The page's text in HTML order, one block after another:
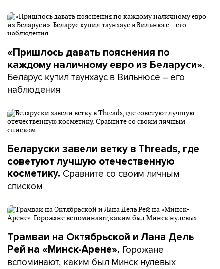
«Пришлось давать пояснения по
каждому наличному евро из Беларуси».
Беларус купил таунхаус в Вильнюсе – его
наблюдения
Беларуски завели ветку в Threads, где
советуют лучшую отечественную
косметику. Сравните со своим личным
списком
Трамваи на Октябрьской и Лана Дель
Рей на «Минск-Арене». Горожане
вспоминают, каким был Минск нулевых